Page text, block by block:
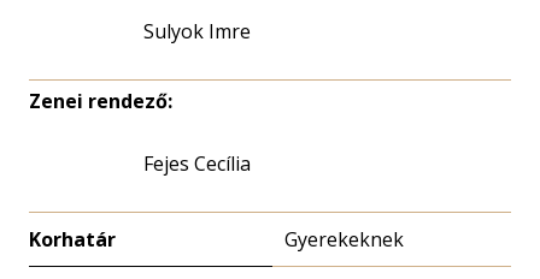
Sulyok Imre
Zenei rendező:
Fejes Cecília
Korhatár Gyerekeknek